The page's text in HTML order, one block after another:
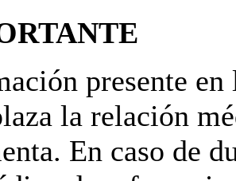
presente
la relación
En caso de